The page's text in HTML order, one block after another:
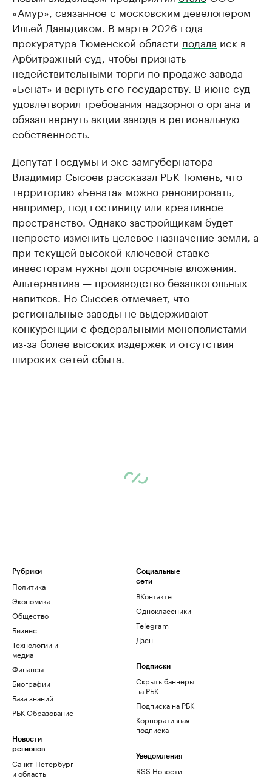
«Амур», связанное с московским девелопером
Ильей Давыдиком. В марте 2026 года
прокуратура Тюменской области подала иск в
Арбитражный суд, чтобы признать
недействительными торги по продаже завода
«Бенат» и вернуть его государству. В июне суд
удовлетворил требования надзорного органа и
обязал вернуть акции завода в региональную
собственность.
Депутат Госдумы и экс-замгубернатора
Владимир Сысоев рассказал РБК Тюмень, что
территорию «Бената» можно реновировать,
например, под гостиницу или креативное
пространство. Однако застройщикам будет
непросто изменить целевое назначение земли, а
при текущей высокой ключевой ставке
инвесторам нужны долгосрочные вложения.
Альтернатива — производство безалкогольных
напитков. Но Сысоев отмечает, что
региональные заводы не выдерживают
конкуренции с федеральными монополистами
из-за более высоких издержек и отсутствия
широких сетей сбыта.
Рубрики
Политика
Экономика
Общество
Бизнес
Технологии и
медиа
Финансы
Биографии
База знаний
РБК Образование
Новости
регионов
Санкт-Петербург
и область
Социальные
сети
ВКонтакте
Одноклассники
Telegram
Дзен
Подписки
Скрыть баннеры
на РБК
Подписка на РБК
Корпоративная
подписка
Уведомления
RSS Новости